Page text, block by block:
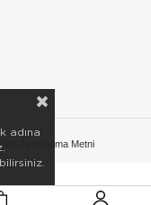
Aydınlatma Metni
adına